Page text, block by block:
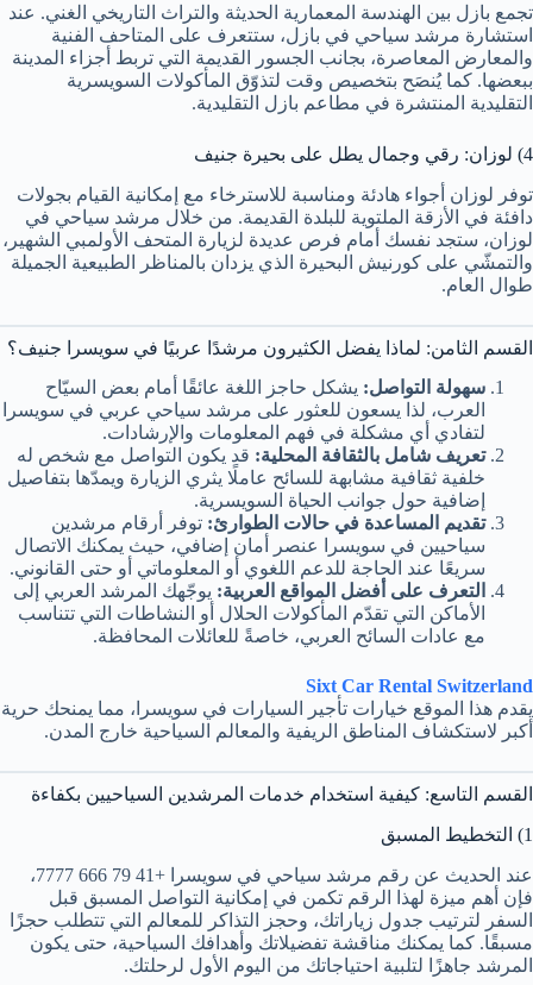
تجمع بازل بين الهندسة المعمارية الحديثة والتراث التاريخي الغني. عند
استشارة مرشد سياحي في بازل، ستتعرف على المتاحف الفنية
والمعارض المعاصرة، بجانب الجسور القديمة التي تربط أجزاء المدينة
ببعضها. كما يُنصَح بتخصيص وقت لتذوّق المأكولات السويسرية
التقليدية المنتشرة في مطاعم بازل التقليدية.
4) لوزان: رقي وجمال يطل على بحيرة جنيف
توفر لوزان أجواء هادئة ومناسبة للاسترخاء مع إمكانية القيام بجولات
دافئة في الأزقة الملتوية للبلدة القديمة. من خلال مرشد سياحي في
لوزان، ستجد نفسك أمام فرص عديدة لزيارة المتحف الأولمبي الشهير،
والتمشّي على كورنيش البحيرة الذي يزدان بالمناظر الطبيعية الجميلة
طوال العام.
القسم الثامن: لماذا يفضل الكثيرون مرشدًا عربيًا في سويسرا جنيف؟
سهولة التواصل: يشكل حاجز اللغة عائقًا أمام بعض السيّاح
العرب، لذا يسعون للعثور على مرشد سياحي عربي في سويسرا
لتفادي أي مشكلة في فهم المعلومات والإرشادات.
تعريف شامل بالثقافة المحلية: قد يكون التواصل مع شخص له
خلفية ثقافية مشابهة للسائح عاملًا يثري الزيارة ويمدّها بتفاصيل
إضافية حول جوانب الحياة السويسرية.
تقديم المساعدة في حالات الطوارئ: توفر أرقام مرشدين
سياحيين في سويسرا عنصر أمان إضافي، حيث يمكنك الاتصال
سريعًا عند الحاجة للدعم اللغوي أو المعلوماتي أو حتى القانوني.
التعرف على أفضل المواقع العربية: يوجّهك المرشد العربي إلى
الأماكن التي تقدّم المأكولات الحلال أو النشاطات التي تتناسب
مع عادات السائح العربي، خاصةً للعائلات المحافظة.
Sixt Car Rental Switzerland
يقدم هذا الموقع خيارات تأجير السيارات في سويسرا، مما يمنحك حرية
أكبر لاستكشاف المناطق الريفية والمعالم السياحية خارج المدن.
القسم التاسع: كيفية استخدام خدمات المرشدين السياحيين بكفاءة
1) التخطيط المسبق
عند الحديث عن رقم مرشد سياحي في سويسرا +41 79 666 7777،
فإن أهم ميزة لهذا الرقم تكمن في إمكانية التواصل المسبق قبل
السفر لترتيب جدول زياراتك، وحجز التذاكر للمعالم التي تتطلب حجزًا
مسبقًا. كما يمكنك مناقشة تفضيلاتك وأهدافك السياحية، حتى يكون
المرشد جاهزًا لتلبية احتياجاتك من اليوم الأول لرحلتك.